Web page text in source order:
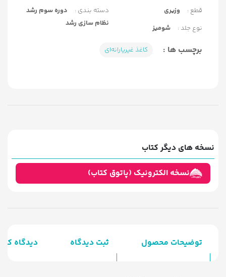
قطع :
وزیری
نوع جلد :
شومیز
دسته بندی :
دوره سوم رشد
نظام سازی رشد
برچسب ها : کاغذ غیریارانه‌ای
نسخه های دیگر کتاب
نسخه الکترونیک (پاتوق کتاب)
توضیحات محصول ثبت دیدگاه دیدگاه